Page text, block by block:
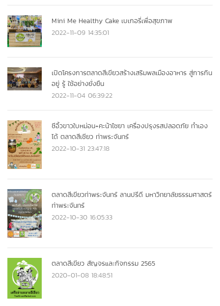
Mini Me Healthy Cake เบเกอรี่เพื่อสุขภาพ
2022-11-09 14:35:01
เปิดโครงการตลาดสีเขียวสร้างเสริมพลเมืองอาหาร สู่การกิน
อยู่ รู้ ใช้อย่างยั่งยืน
2022-11-04 06:39:22
ซีอิ้วขาวใบหม่อน+คะน้าไชยา เครื่องปรุงรสปลอดภัย ทำเอง
ได้ ตลาดสีเชียว ท่าพระจันทร์
2022-10-31 23:47:18
ตลาดสีเขียวท่าพระจันทร์ ลานปรีดี มหาวิทยาลัยธรรมศาสตร์
ท่าพระจันทร์
2022-10-30 16:05:33
ตลาดสีเขียว สัญจรและกิจกรรม 2565
2020-01-08 18:48:51